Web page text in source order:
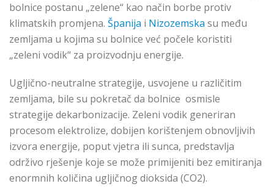
bolnice postanu „zelene“ kao način borbe protiv
klimatskih promjena. Španija i Nizozemska su među
zemljama u kojima su bolnice već počele koristiti
„zeleni vodik“ za proizvodnju energije.
Ugljično-neutralne strategije, usvojene u različitim
zemljama, bile su pokretač da bolnice osmisle
strategije dekarbonizacije. Zeleni vodik generiran
procesom elektrolize, dobijen korištenjem obnovljivih
izvora energije, poput vjetra ili sunca, predstavlja
održivo rješenje koje se može primijeniti bez emitiranja
enormnih količina ugljičnog dioksida (CO2).